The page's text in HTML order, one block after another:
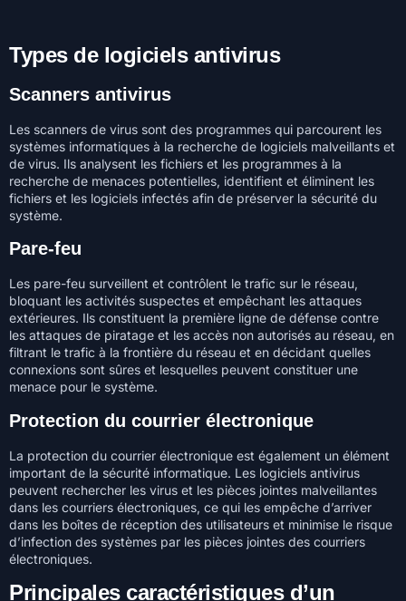
Types de logiciels antivirus
Scanners antivirus
Les scanners de virus sont des programmes qui parcourent les
systèmes informatiques à la recherche de logiciels malveillants et
de virus. Ils analysent les fichiers et les programmes à la
recherche de menaces potentielles, identifient et éliminent les
fichiers et les logiciels infectés afin de préserver la sécurité du
système.
Pare-feu
Les pare-feu surveillent et contrôlent le trafic sur le réseau,
bloquant les activités suspectes et empêchant les attaques
extérieures. Ils constituent la première ligne de défense contre
les attaques de piratage et les accès non autorisés au réseau, en
filtrant le trafic à la frontière du réseau et en décidant quelles
connexions sont sûres et lesquelles peuvent constituer une
menace pour le système.
Protection du courrier électronique
La protection du courrier électronique est également un élément
important de la sécurité informatique. Les logiciels antivirus
peuvent rechercher les virus et les pièces jointes malveillantes
dans les courriers électroniques, ce qui les empêche d’arriver
dans les boîtes de réception des utilisateurs et minimise le risque
d’infection des systèmes par les pièces jointes des courriers
électroniques.
Principales caractéristiques d’un